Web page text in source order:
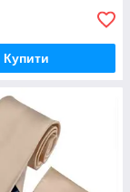
Купити